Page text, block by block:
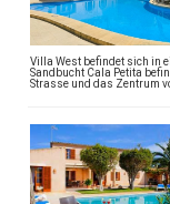
Villa West befindet sich in
Sandbucht Cala Petita
Strasse und das Zentrum